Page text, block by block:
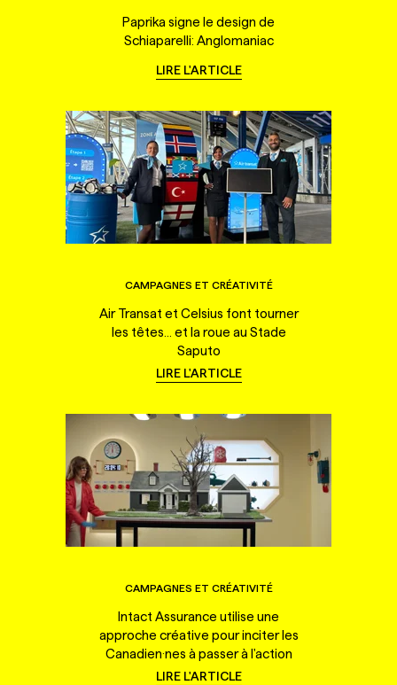
Paprika signe le design de
Schiaparelli: Anglomaniac
LIRE L'ARTICLE
CAMPAGNES ET CRÉATIVITÉ
Air Transat et Celsius font tourner
les têtes... et la roue au Stade
Saputo
LIRE L'ARTICLE
CAMPAGNES ET CRÉATIVITÉ
Intact Assurance utilise une
approche créative pour inciter les
Canadien·nes à passer à l'action
LIRE L'ARTICLE